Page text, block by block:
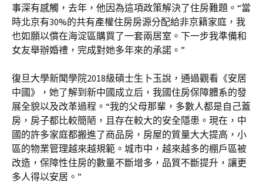
事深有感觸，去年，他因為這項政策解決了住房難題。“當
時北京有30%的共有產權住房房源分配給非京籍家庭，我
也如願以償在海淀區購買了一套兩居室。下一步我準備和
女友舉辦婚禮，完成對她多年來的承諾。”
復旦大學新聞學院2018級碩士生卜玉說，通過觀看《安居
中國》，她了解到新中國成立后，我國住房保障體系的發
展全貌以及改革過程。“我的父母那輩，多數人都是自己蓋
房，房子都比較簡陋，且存在較大的安全隱患。現在，中
國的許多家庭都搬進了商品房，房屋的質量大大提高，小
區的物業管理越來越規範。城市中，越來越多的棚戶區被
改造，保障性住房的數量不斷增多，品質不斷提升，讓更
多人得以安居。”